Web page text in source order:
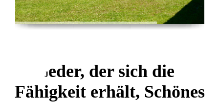
Jeder, der sich die
Fähigkeit erhält, Schönes